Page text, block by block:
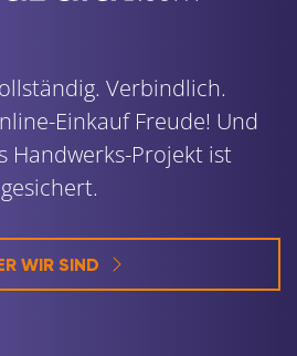
Verbindlich.
Einkauf Freude! Und
Handwerks-Projekt ist
gesichert.
WIR SIND